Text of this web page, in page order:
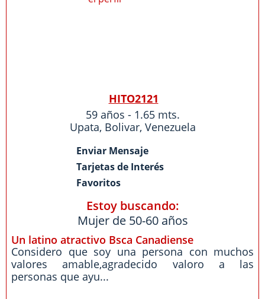
HITO2121
59 años - 1.65 mts.
Upata, Bolivar, Venezuela
Enviar Mensaje
Tarjetas de Interés
Favoritos
Estoy buscando:
Mujer de 50-60 años
Un latino atractivo Bsca Canadiense
Considero que soy una persona con muchos
valores amable,agradecido valoro a las
personas que ayu...